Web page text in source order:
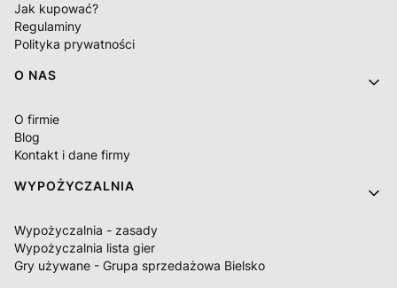
Jak kupować?
Regulaminy
Polityka prywatności
O NAS
O firmie
Blog
Kontakt i dane firmy
WYPOŻYCZALNIA
Wypożyczalnia - zasady
Wypożyczalnia lista gier
Gry używane - Grupa sprzedażowa Bielsko